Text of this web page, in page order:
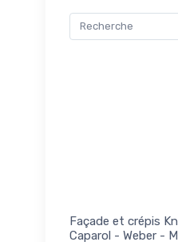
Façade et crépis
Caparol - Weber -